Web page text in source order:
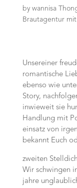
by wannisa
Brautagentur
Unsereiner
romantische
ebenso wie
Story,
inwieweit sie
Handlung mit
einsatz von
bekannt Euch
zweiten
Wir schwingen
jahre